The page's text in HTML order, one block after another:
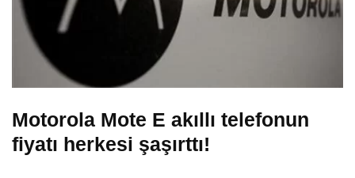
Motorola Mote E akıllı telefonun
fiyatı herkesi şaşırttı!